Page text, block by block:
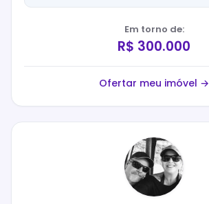
Em torno de:
R$ 300.000
Ofertar meu imóvel →